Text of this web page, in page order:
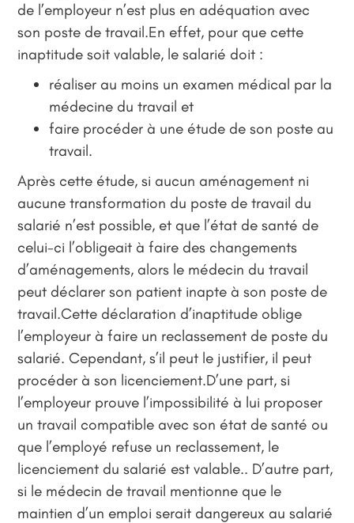
de l’employeur n’est plus en adéquation avec
son poste de travail.En effet, pour que cette
inaptitude soit valable, le salarié doit :
réaliser au moins un examen médical par la
médecine du travail et
faire procéder à une étude de son poste au
travail.
Après cette étude, si aucun aménagement ni
aucune transformation du poste de travail du
salarié n’est possible, et que l’état de santé de
celui-ci l’obligeait à faire des changements
d’aménagements, alors le médecin du travail
peut déclarer son patient inapte à son poste de
travail.Cette déclaration d’inaptitude oblige
l’employeur à faire un reclassement de poste du
salarié. Cependant, s’il peut le justifier, il peut
procéder à son licenciement.D’une part, si
l’employeur prouve l’impossibilité à lui proposer
un travail compatible avec son état de santé ou
que l’employé refuse un reclassement, le
licenciement du salarié est valable.. D’autre part,
si le médecin de travail mentionne que le
maintien d’un emploi serait dangereux au salarié